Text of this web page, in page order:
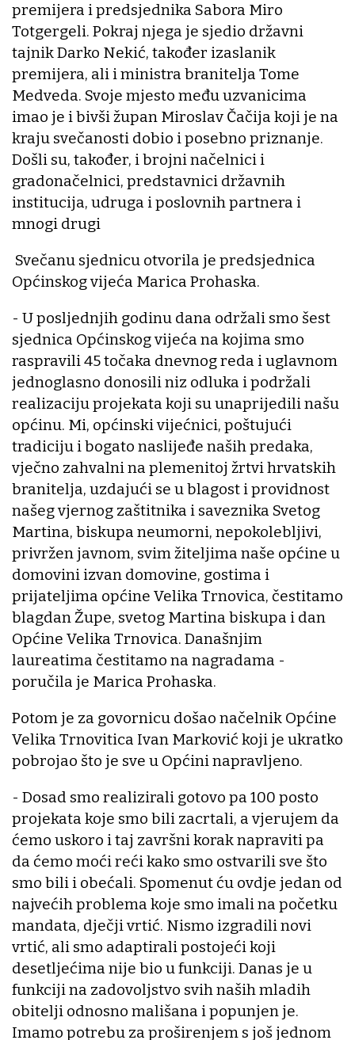
premijera i predsjednika Sabora Miro
Totgergeli. Pokraj njega je sjedio državni
tajnik Darko Nekić, također izaslanik
premijera, ali i ministra branitelja Tome
Medveda. Svoje mjesto među uzvanicima
imao je i bivši župan Miroslav Čačija koji je na
kraju svečanosti dobio i posebno priznanje.
Došli su, također, i brojni načelnici i
gradonačelnici, predstavnici državnih
institucija, udruga i poslovnih partnera i
mnogi drugi
Svečanu sjednicu otvorila je predsjednica
Općinskog vijeća Marica Prohaska.
- U posljednjih godinu dana održali smo šest
sjednica Općinskog vijeća na kojima smo
raspravili 45 točaka dnevnog reda i uglavnom
jednoglasno donosili niz odluka i podržali
realizaciju projekata koji su unaprijedili našu
općinu. Mi, općinski vijećnici, poštujući
tradiciju i bogato naslijeđe naših predaka,
vječno zahvalni na plemenitoj žrtvi hrvatskih
branitelja, uzdajući se u blagost i providnost
našeg vjernog zaštitnika i saveznika Svetog
Martina, biskupa neumorni, nepokolebljivi,
privržen javnom, svim žiteljima naše općine u
domovini izvan domovine, gostima i
prijateljima općine Velika Trnovica, čestitamo
blagdan Župe, svetog Martina biskupa i dan
Općine Velika Trnovica. Današnjim
laureatima čestitamo na nagradama -
poručila je Marica Prohaska.
Potom je za govornicu došao načelnik Općine
Velika Trnovitica Ivan Marković koji je ukratko
pobrojao što je sve u Općini napravljeno.
- Dosad smo realizirali gotovo pa 100 posto
projekata koje smo bili zacrtali, a vjerujem da
ćemo uskoro i taj završni korak napraviti pa
da ćemo moći reći kako smo ostvarili sve što
smo bili i obećali. Spomenut ću ovdje jedan od
najvećih problema koje smo imali na početku
mandata, dječji vrtić. Nismo izgradili novi
vrtić, ali smo adaptirali postojeći koji
desetljećima nije bio u funkciji. Danas je u
funkciji na zadovoljstvo svih naših mladih
obitelji odnosno mališana i popunjen je.
Imamo potrebu za proširenjem s još jednom